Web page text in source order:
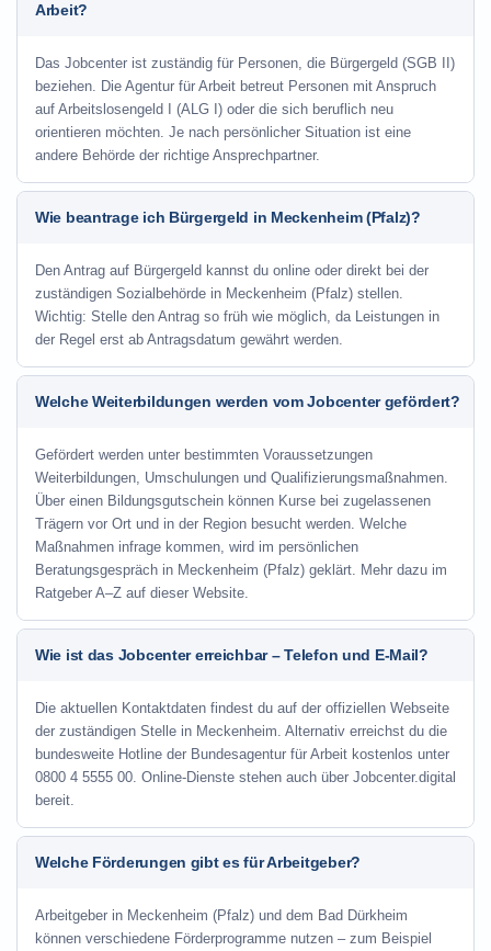
Arbeit?
Das Jobcenter ist zuständig für Personen, die Bürgergeld (SGB II)
beziehen. Die Agentur für Arbeit betreut Personen mit Anspruch
auf Arbeitslosengeld I (ALG I) oder die sich beruflich neu
orientieren möchten. Je nach persönlicher Situation ist eine
andere Behörde der richtige Ansprechpartner.
Wie beantrage ich Bürgergeld in Meckenheim (Pfalz)?
Den Antrag auf Bürgergeld kannst du online oder direkt bei der
zuständigen Sozialbehörde in Meckenheim (Pfalz) stellen.
Wichtig: Stelle den Antrag so früh wie möglich, da Leistungen in
der Regel erst ab Antragsdatum gewährt werden.
Welche Weiterbildungen werden vom Jobcenter gefördert?
Gefördert werden unter bestimmten Voraussetzungen
Weiterbildungen, Umschulungen und Qualifizierungsmaßnahmen.
Über einen Bildungsgutschein können Kurse bei zugelassenen
Trägern vor Ort und in der Region besucht werden. Welche
Maßnahmen infrage kommen, wird im persönlichen
Beratungsgespräch in Meckenheim (Pfalz) geklärt. Mehr dazu im
Ratgeber A–Z auf dieser Website.
Wie ist das Jobcenter erreichbar – Telefon und E-Mail?
Die aktuellen Kontaktdaten findest du auf der offiziellen Webseite
der zuständigen Stelle in Meckenheim. Alternativ erreichst du die
bundesweite Hotline der Bundesagentur für Arbeit kostenlos unter
0800 4 5555 00. Online-Dienste stehen auch über Jobcenter.digital
bereit.
Welche Förderungen gibt es für Arbeitgeber?
Arbeitgeber in Meckenheim (Pfalz) und dem Bad Dürkheim
können verschiedene Förderprogramme nutzen – zum Beispiel